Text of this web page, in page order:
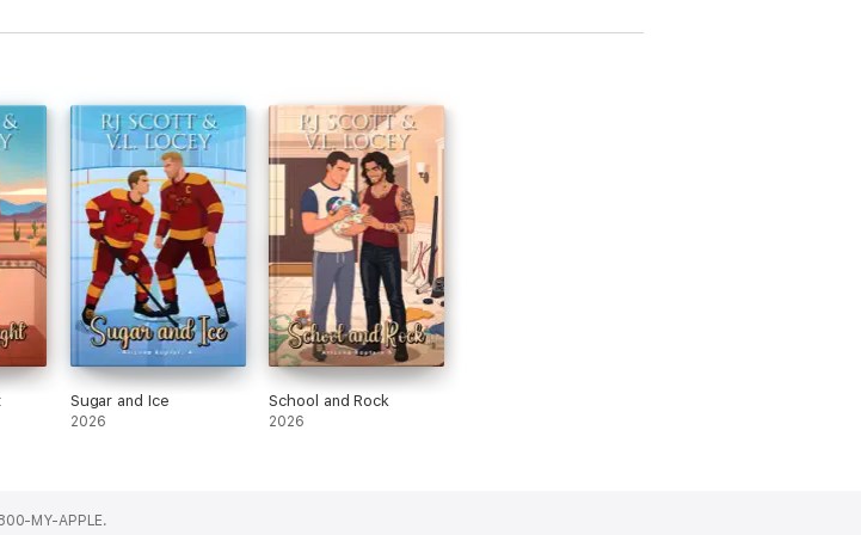
Sugar and Ice
2026
School and Rock
2026
MY-APPLE.